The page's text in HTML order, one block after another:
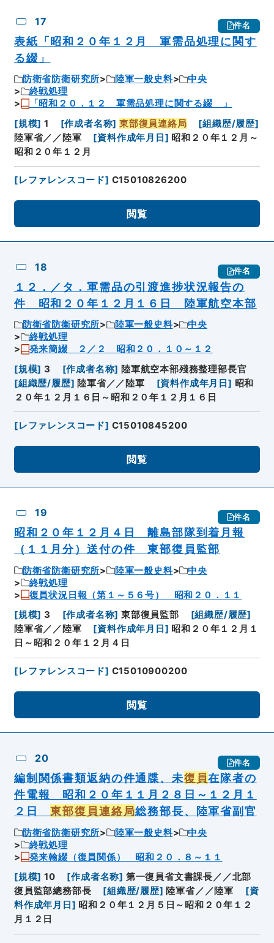
17 件名
表紙「昭和２０年１２月 軍需品処理に関す
る綴」
防衛省防衛研究所 陸軍一般史料
中央
終戦処理
「昭和２０．１２ 軍需品処理に関する綴 」
[規模] 1 [作成者名称] 東部復員連絡局 [組織歴/履歴]
陸軍省／／陸軍
[資料作成年月日 ] 昭和２０年１２月～
昭和２０年１２月
[レファレンスコード] C15010826200
閲覧
18 件名
１２．／タ．軍需品の引渡進捗状況報告の
件 昭和２０年１２月１６日 陸軍航空本部
防衛省防衛研究所 陸軍一般史料
中央
終戦処理
発来簡綴 ２／２ 昭和２０．１０～１２
[規模] 3 [作成者名称] 陸軍航空本部殘務整理部長官
[組織歴/履歴] 陸軍省／／陸軍 [資料作成年月日] 昭和
２０年１２月１６日～昭和２０年１２月１６日
[レファレンスコード] C15010845200
閲覧
19 件名
昭和２０年１２月４日 離島部隊到着月報
（１１月分）送付の件 東部復員監部
防衛省防衛研究所 陸軍一般史料
中央
終戦処理
復員状況日報（第１～５６号） 昭和２０．１１
[規模] 3 [作成者名称] 東部復員監部 [組織歴/履歴]
陸軍省／／陸軍
[資料作成年月日 ] 昭和２０年１２月１
日～昭和２０年１２月４日
[レファレンスコード] C15010900200
閲覧
20 件名
編制関係書類返納の件通牒、未復員在隊者の
件電報 昭和２０年１１月２８日～１２月１
２日東部復員連絡局総務部長、陸軍省副官
防衛省防衛研究所 陸軍一般史料
中央
終戦処理
発来翰綴（復員関係） 昭和２０．８～１１
[規模] 10 [作成者名称] 第一復員省文書課長／／北部
復員監部總務部長
[組織歴/履歴] 陸軍省／／陸軍 [資
料作成年月日 ] 昭和２０年１２月５日～昭和２０年１２
月１２日